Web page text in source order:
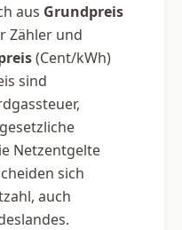
aus Grundpreis
Zähler und
(Cent/kWh)
sind
Netzentgelte
sich
auch